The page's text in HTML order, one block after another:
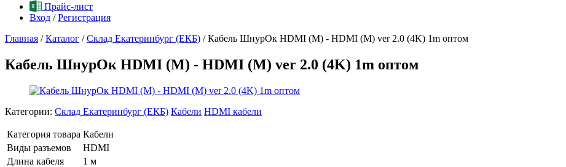
Прайс-лист
Вход /Регистрация
Главная / Каталог / Склад Екатеринбург (ЕКБ) / Кабель ШнурОк HDMI (M) - HDMI (M) ver 2.0 (4K) 1m оптом
Кабель ШнурОк HDMI (M) - HDMI (M) ver 2.0 (4K) 1m оптом
Категории: Склад Екатеринбург (ЕКБ) Кабели HDMI кабели
Категория товара Кабели
Виды разъемов
HDMI
Длина кабеля
1 м